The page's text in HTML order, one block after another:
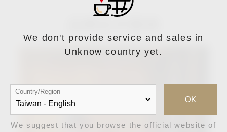
We don't provide service and sales in
Unknow country yet.
Country/Region
OK
We suggest that you browse the official website of